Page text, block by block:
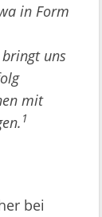
in Form
uns
mit
1
bei